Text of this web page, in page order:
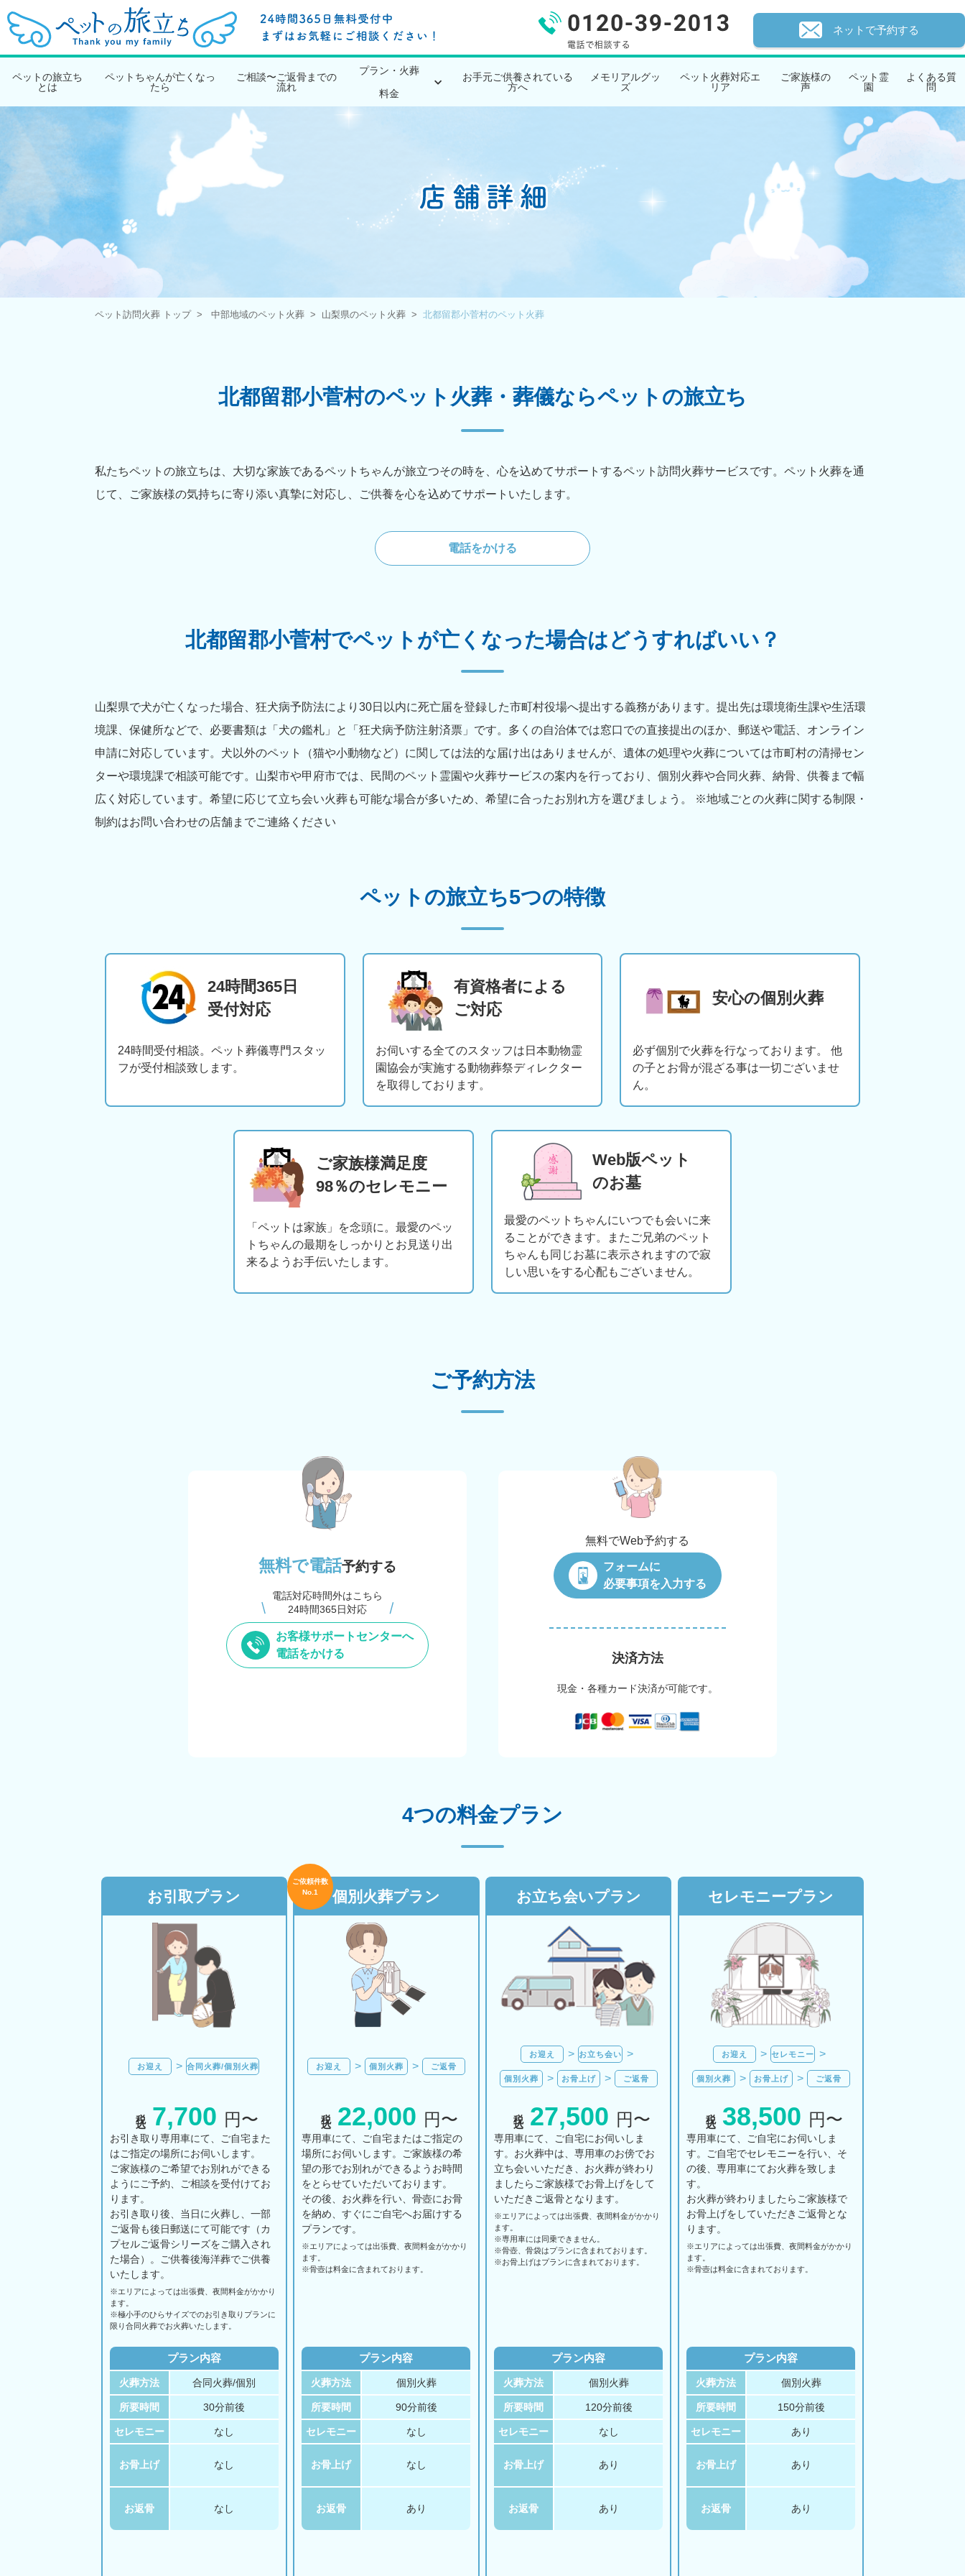
ネットで予約する
ペットの旅立ち
とは
ペットちゃんが亡くなっ
たら
ご相談〜ご返骨までの
流れ
プラン・火葬
料金
お手元ご供養されている
方へ
メモリアルグッ
ズ
ペット火葬対応エ
リア
ご家族様の
声
ペット霊
園
よくある質
問
ペット訪問火葬 トップ 中部地域のペット火葬 山梨県のペット火葬 北都留郡小菅村のペット火葬
北都留郡小菅村のペット火葬・葬儀ならペットの旅立ち
私たちペットの旅立ちは、大切な家族であるペットちゃんが旅立つその時を、心を込めてサポートするペット訪問火葬サービスです。ペット火葬を通
じて、ご家族様の気持ちに寄り添い真摯に対応し、ご供養を心を込めてサポートいたします。
電話をかける
北都留郡小菅村でペットが亡くなった場合はどうすればいい？
山梨県で犬が亡くなった場合、狂犬病予防法により30日以内に死亡届を登録した市町村役場へ提出する義務があります。提出先は環境衛生課や生活環
境課、保健所などで、必要書類は「犬の鑑札」と「狂犬病予防注射済票」です。多くの自治体では窓口での直接提出のほか、郵送や電話、オンライン
申請に対応しています。犬以外のペット（猫や小動物など）に関しては法的な届け出はありませんが、遺体の処理や火葬については市町村の清掃セン
ターや環境課で相談可能です。山梨市や甲府市では、民間のペット霊園や火葬サービスの案内を行っており、個別火葬や合同火葬、納骨、供養まで幅
広く対応しています。希望に応じて立ち会い火葬も可能な場合が多いため、希望に合ったお別れ方を選びましょう。 ※地域ごとの火葬に関する制限・
制約はお問い合わせの店舗までご連絡ください
ペットの旅立ち5つの特徴
24時間365日
受付対応
24時間受付相談。ペット葬儀専門スタッ
フが受付相談致します。
有資格者による
ご対応
お伺いする全てのスタッフは日本動物霊
園協会が実施する動物葬祭ディレクター
を取得しております。
安心の個別火葬
必ず個別で火葬を行なっております。 他
の子とお骨が混ざる事は一切ございませ
ん。
ご家族様満足度
98％のセレモニー
「ペットは家族」を念頭に。最愛のペッ
トちゃんの最期をしっかりとお見送り出
来るようお手伝いたします。
Web版ペット
のお墓
最愛のペットちゃんにいつでも会いに来
ることができます。またご兄弟のペット
ちゃんも同じお墓に表示されますので寂
しい思いをする心配もございません。
ご予約方法
無料で電話予約する
電話対応時間外はこちら
24時間365日対応
お客様サポートセンターへ
電話をかける
無料でWeb予約する
フォームに
必要事項を入力する
決済方法
現金・各種カード決済が可能です。
4つの料金プラン
お引取プラン
お迎え 合同火葬/個別火葬
7,700 円〜
お引き取り専用車にて、ご自宅また
はご指定の場所にお伺いします。
ご家族様のご希望でお別れができる
ようにご予約、ご相談を受付けてお
ります。
お引き取り後、当日に火葬し、一部
ご返骨も後日郵送にて可能です（カ
プセルご返骨シリーズをご購入され
た場合）。ご供養後海洋葬でご供養
いたします。
※エリアに よっては出張費、 夜間料金がかかり
ます。
※極小手のひらサイズでのお引き取りプランに
限り合同火葬でお火葬いたします。
プラン内容
火葬方法 合同火葬/個別
所要時間 30分前後
セレモニー なし
お骨上げ なし
お返骨 なし
個別火葬プラン
ご依頼件数
No.1
お迎え 個別火葬 ご返骨
22,000 円〜
専用車にて、ご自宅またはご指定の
場所にお伺いします。ご家族様の希
望の形でお別れができるようお時間
をとらせていただいております。
その後、お火葬を行い、骨壺にお骨
を納め、すぐにご自宅へお届けする
プランです。
※エリアに よっては出張費、夜間料金がかかり
ます。
※骨壺は料金に含まれております。
プラン内容
火葬方法 個別火葬
所要時間 90分前後
セレモニー なし
お骨上げ なし
お返骨 あり
お立ち会いプラン
お迎え お立ち会い
個別火葬 お骨上げ ご返骨
27,500 円〜
専用車にて、ご自宅にお伺いしま
す。お火葬中は、専用車のお傍でお
立ち会いいただき、お火葬が終わり
ましたらご家族様でお骨上げをして
いただきご返骨となります。
※エリアに よっては出張費、夜間料金がかかり
ます。
※専用車には同乗できません。
※骨壺、骨袋はプランに含まれております。
※お骨上げはプランに含まれております。
プラン内容
火葬方法 個別火葬
所要時間 120分前後
セレモニー なし
お骨上げ あり
お返骨 あり
セレモニープラン
お迎え セレモニー
個別火葬 お骨上げ ご返骨
38,500 円〜
専用車にて、ご自宅にお伺いしま
す。ご自宅でセレモニーを行い、そ
の後、専用車にてお火葬を致しま
す。
お火葬が終わりましたらご家族様で
お骨上げをしていただきご返骨とな
ります。
※エリアに よっては出張費、夜間料金がかかり
ます。
※骨壺は料金に含まれております。
プラン内容
火葬方法 個別火葬
所要時間 150分前後
セレモニー あり
お骨上げ あり
お返骨 あり